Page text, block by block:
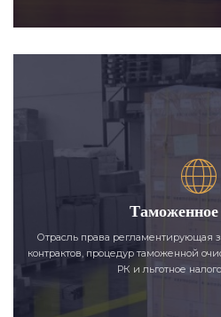
Отрасль права регламентирующая
контрактов, процедур таможенной
РК и льготное